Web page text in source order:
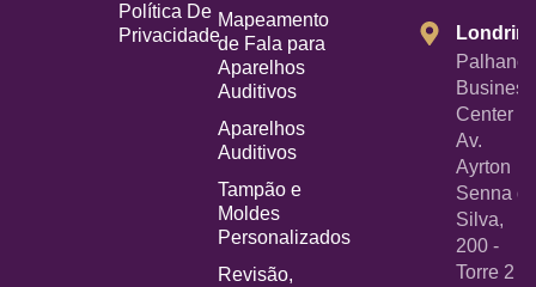
Política De
Privacidade
Mapeamento
de Fala para
Aparelhos
Auditivos
Aparelhos
Auditivos
Tampão e
Moldes
Personalizados
Revisão,
Palhano
Business
Center -
Av.
Ayrton
Senna
Silva,
200 -
Torre 2 -